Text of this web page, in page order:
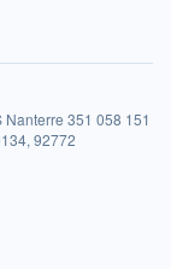
351 058 151
92772